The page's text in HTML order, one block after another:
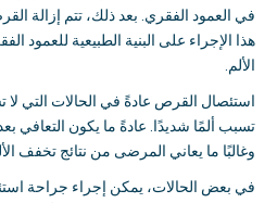
في العمود الفقري. بعد ذلك، تتم إزالة
هذا الإجراء على البنية الطبيعية للعمود
الألم.
استئصال القرص عادةً في الحالات التي لا
تسبب ألمًا شديدًا . عادةً ما يكون التعافي
وغالبًا ما يعاني المرضى من نتائج تخفف
في بعض الحالات، يمكن إجراء جراحة